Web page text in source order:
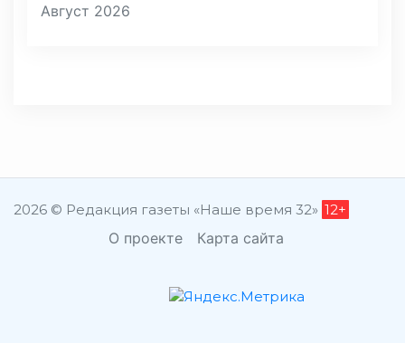
Август 2026
2026 © Редакция газеты «Наше время 32» 12+
О проекте Карта сайта